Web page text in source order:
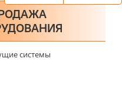
системы